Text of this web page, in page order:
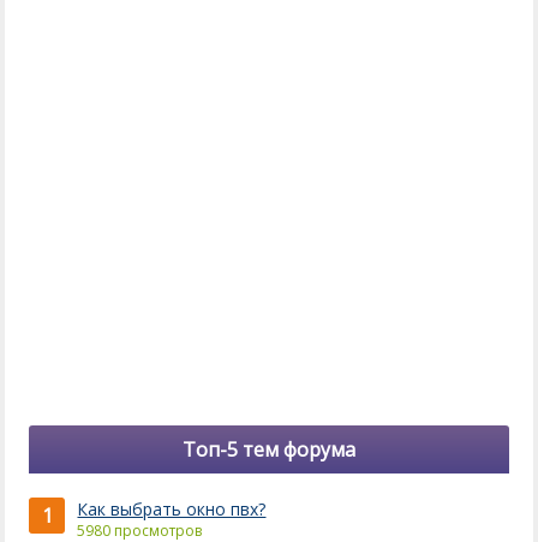
Топ-5 тем форума
1 Как выбрать окно пвх?
5980 просмотров